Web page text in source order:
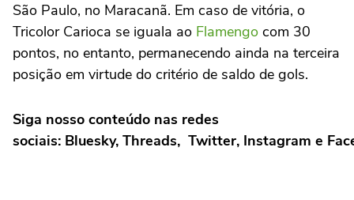
São Paulo, no Maracanã. Em caso de vitória, o
Tricolor Carioca se iguala ao Flamengo com 30
pontos, no entanto, permanecendo ainda na terceira
posição em virtude do critério de saldo de gols.
Siga nosso conteúdo nas redes
sociais: Bluesky, Threads, Twitter, Instagram e